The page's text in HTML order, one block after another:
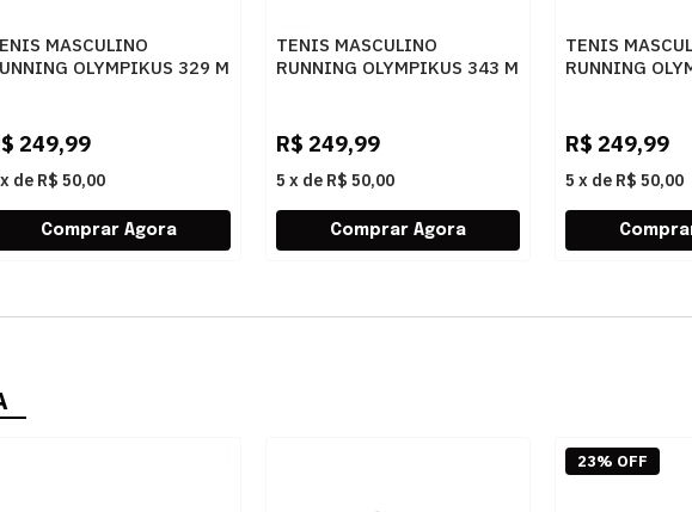
MASCULINO
OLYMPIKUS 329 M
249,99
x de R$ 50,00
TENIS MASCULINO
RUNNING OLYMPIKUS 343 M
R$ 249,99
5 x de R$ 50,00
TENIS
RUNNING
R$ 249,99
5 x de R$ 50,00
23% OFF